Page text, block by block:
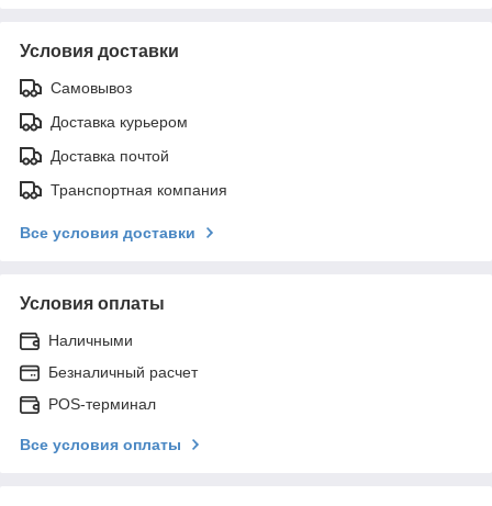
Условия доставки
Самовывоз
Доставка курьером
Доставка почтой
Транспортная компания
Все условия доставки
Условия оплаты
Наличными
Безналичный расчет
POS-терминал
Все условия оплаты